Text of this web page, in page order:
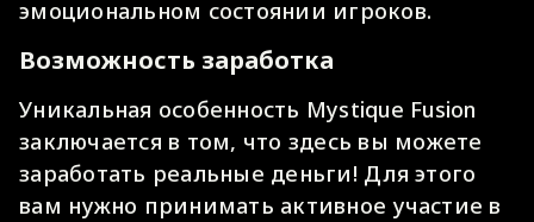
эмоциональном состоянии игроков.
Возможность заработка
Уникальная особенность Mystique Fusion
заключается в том, что здесь вы можете
заработать реальные деньги! Для этого
вам нужно принимать активное участие в